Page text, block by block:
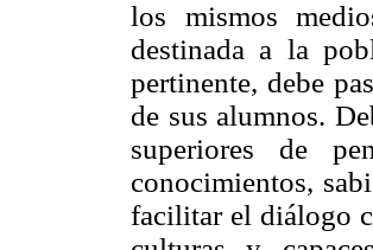
los mismos
destinada a la
pertinente, debe
de sus alumnos.
superiores de
conocimientos,
facilitar el diálogo